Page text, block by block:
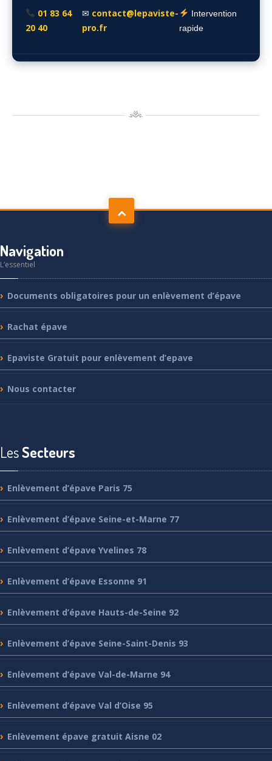
01 83 64
20 40
✉ contact@lepaviste-
pro.fr
Intervention
rapide
Navigation
L’essentiel
Documents obligatoires pour un enlèvement d’épave
Rachat épave
Epaviste Gratuit pour enlèvement d’epave
Nous contacter
LesSecteurs
Enlèvement d’épave Paris 75
Enlèvement d’épave Seine-et-Marne 77
Enlèvement d’épave Yvelines 78
Enlèvement d’épave Essonne 91
Enlèvement d’épave Hauts-de-Seine 92
Enlèvement d’épave Seine-Saint-Denis 93
Enlèvement d’épave Val-de-Marne 94
Enlèvement d’épave Val d’Oise 95
Enlèvement épave gratuit Aisne 02